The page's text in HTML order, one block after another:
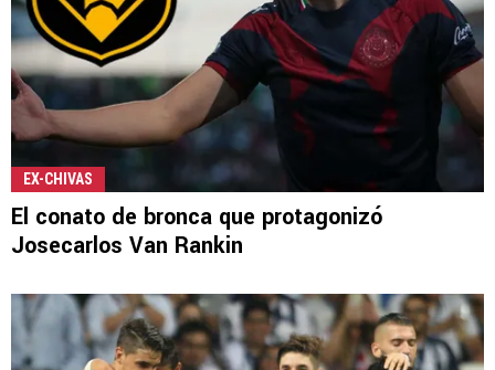
EX-CHIVAS
El conato de bronca que protagonizó
Josecarlos Van Rankin